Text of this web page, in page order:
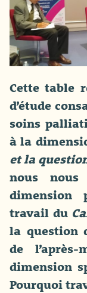
Cette table
d’étude
soins
à la
et la
nous
dimension
travail du
la question
de
dimension
Pourquoi